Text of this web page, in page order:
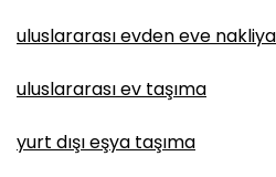
uluslararası evden eve
uluslararası ev taşıma
yurt dışı eşya taşıma